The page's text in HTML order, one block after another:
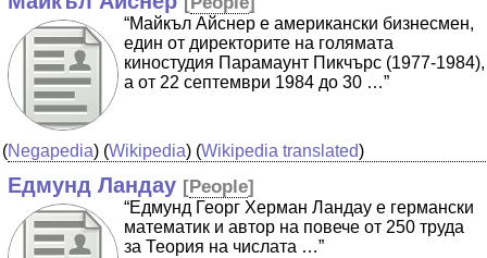
“Майкъл Айснер е американски бизнесмен,
един от директорите на голямата
киностудия Парамаунт Пикчърс (1977-1984),
а от 22 септември 1984 до 30 …”
(Negapedia) (Wikipedia) (Wikipedia translated)
Едмунд Ландау [People]
“Едмунд Георг Херман Ландау е германски
математик и автор на повече от 250 труда
за Теория на числата …”